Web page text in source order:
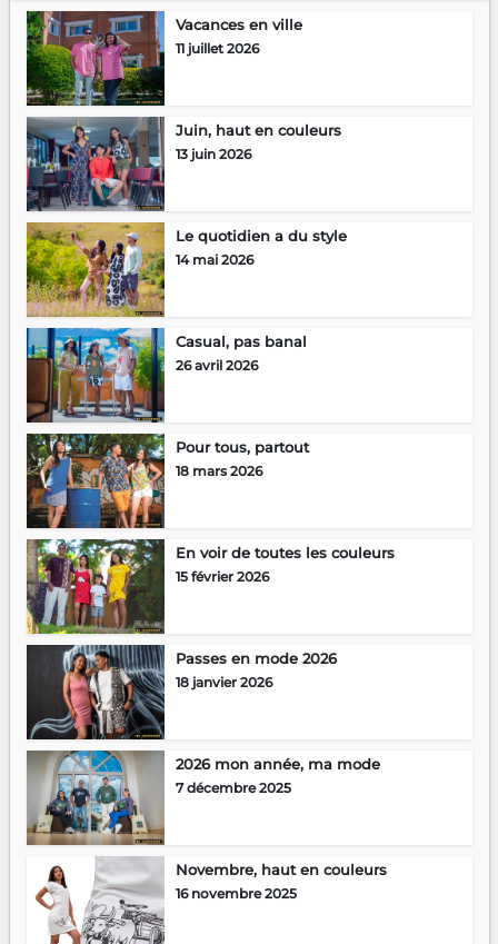
Vacances en ville
11 juillet 2026
Juin, haut en couleurs
13 juin 2026
Le quotidien a du style
14 mai 2026
Casual, pas banal
26 avril 2026
Pour tous, partout
18 mars 2026
En voir de toutes les couleurs
15 février 2026
Passes en mode 2026
18 janvier 2026
2026 mon année, ma mode
7 décembre 2025
Novembre, haut en couleurs
16 novembre 2025